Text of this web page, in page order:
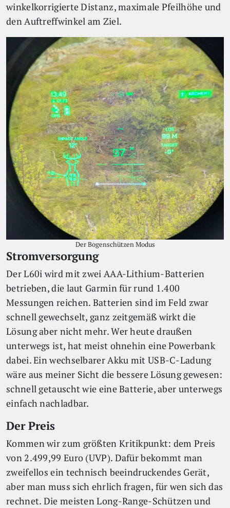
winkelkorrigierte Distanz, maximale Pfeilhöhe und
den Auftreffwinkel am Ziel.
Der Bogenschützen Modus
Stromversorgung
Der L60i wird mit zwei AAA-Lithium-Batterien
betrieben, die laut Garmin für rund 1.400
Messungen reichen. Batterien sind im Feld zwar
schnell gewechselt, ganz zeitgemäß wirkt die
Lösung aber nicht mehr. Wer heute draußen
unterwegs ist, hat meist ohnehin eine Powerbank
dabei. Ein wechselbarer Akku mit USB-C-Ladung
wäre aus meiner Sicht die bessere Lösung gewesen:
schnell getauscht wie eine Batterie, aber unterwegs
einfach nachladbar.
Der Preis
Kommen wir zum größten Kritikpunkt: dem Preis
von 2.499,99 Euro (UVP). Dafür bekommt man
zweifellos ein technisch beeindruckendes Gerät,
aber man muss sich ehrlich fragen, für wen sich das
rechnet. Die meisten Long-Range-Schützen und